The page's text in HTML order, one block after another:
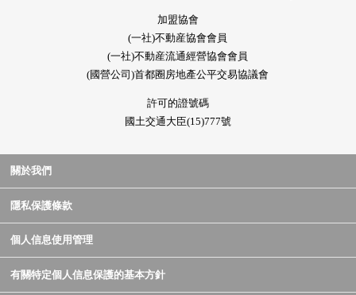
加盟協會
(一社)不動産協會會員
(一社)不動産流通經營協會會員
(國營公司)首都圈房地產公平交易協議會
許可的證號碼
國土交通大臣(15)777號
關於我們
隱私保護條款
個人信息使用管理
有關特定個人信息保護的基本方針